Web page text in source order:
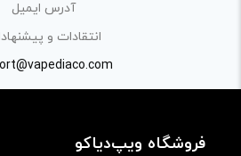
امکانات و قابلیت ها:
آدرس ایمیل
انتقادات و
فروشگاه ویپ‌دیاکو